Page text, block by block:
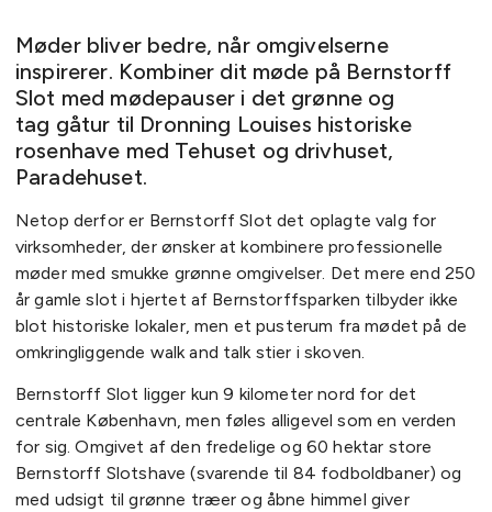
Møder bliver bedre, når omgivelserne
inspirerer. Kombiner dit møde på Bernstorff
Slot med mødepauser i det grønne og
tag gåtur til Dronning Louises historiske
rosenhave med Tehuset og drivhuset,
Paradehuset.
Netop derfor er Bernstorff Slot det oplagte valg for
virksomheder, der ønsker at kombinere professionelle
møder med smukke grønne omgivelser. Det mere end 250
år gamle slot i hjertet af Bernstorffsparken tilbyder ikke
blot historiske lokaler, men et pusterum fra mødet på de
omkringliggende walk and talk stier i skoven.
Bernstorff Slot ligger kun 9 kilometer nord for det
centrale København, men føles alligevel som en verden
for sig. Omgivet af den fredelige og 60 hektar store
Bernstorff Slotshave (svarende til 84 fodboldbaner) og
med udsigt til grønne træer og åbne himmel giver